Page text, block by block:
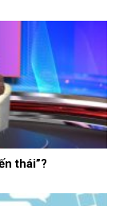
thái”?